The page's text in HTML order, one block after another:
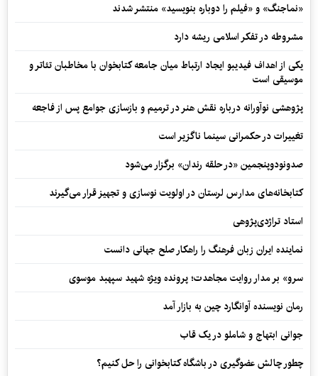
«نماجنگ» و «فیلم را دوباره بنویسید» منتشر شدند
مشروطه در تفکر اسلامی ریشه دارد
یکی از اهداف فیدیبو ایجاد ارتباط میان جامعه کتابخوان با مخاطبان تئاتر و
موسیقی است
پژوهشی نوآورانه درباره نقش هنر در ترمیم و بازسازی جوامع پس از فاجعه
تغییرات در حکمرانی سینما ناگزیر است
صدونودوپنجمین «در حلقه رندان» برگزار می‌شود
کتابخانه‌های مدارس لرستان در اولویت نوسازی و تجهیز قرار می‌گیرند
استاد تراژدی‌پژوهی
نماینده ایران زبان فرهنگ را راهکار صلح جهانی دانست
سرو» بر مدار روایت مجاهدت؛ پرونده ویژه شهید سپهبد موسوی
رمان نویسنده آوانگارد چین به بازار آمد
جوانی ابتهاج و شاملو در یک قاب
چطور چالش عضوگیری در باشگاه کتابخوانی را حل کنیم؟